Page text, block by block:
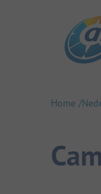
Home